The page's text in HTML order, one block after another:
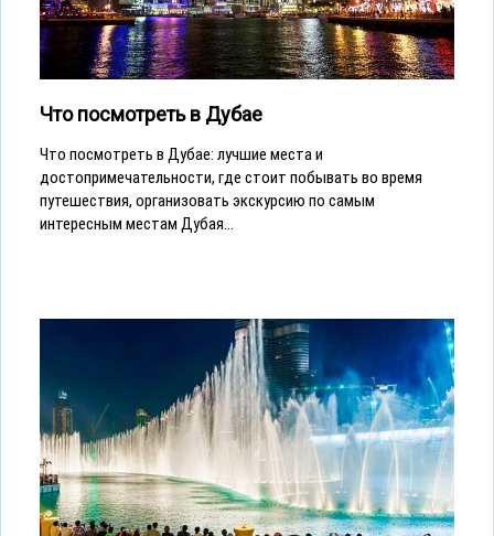
Что посмотреть в Дубае
Что посмотреть в Дубае: лучшие места и
достопримечательности, где стоит побывать во время
путешествия, организовать экскурсию по самым
интересным местам Дубая...